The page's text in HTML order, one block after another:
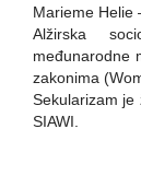
Marieme Helie
Alžirska
međunarodne
zakonima
Sekularizam je
SIAWI.